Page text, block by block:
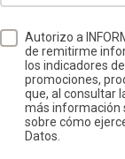
Autorizo a
de remitirme
los indicadores
promociones,
que, al consultar
más información
sobre cómo
Datos.